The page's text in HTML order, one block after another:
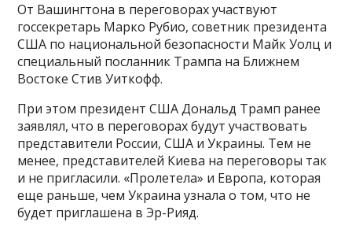
От Вашингтона в переговорах участвуют
госсекретарь Марко Рубио, советник президента
США по национальной безопасности Майк Уолц и
специальный посланник Трампа на Ближнем
Востоке Стив Уиткофф.
При этом президент США Дональд Трамп ранее
заявлял, что в переговорах будут участвовать
представители России, США и Украины. Тем не
менее, представителей Киева на переговоры так
и не пригласили. «Пролетела» и Европа, которая
еще раньше, чем Украина узнала о том, что не
будет приглашена в Эр-Рияд.